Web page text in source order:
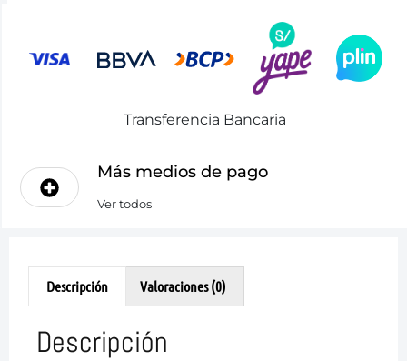
Transferencia Bancaria
Más medios de pago
Ver todos
Descripción Valoraciones (0)
Descripción